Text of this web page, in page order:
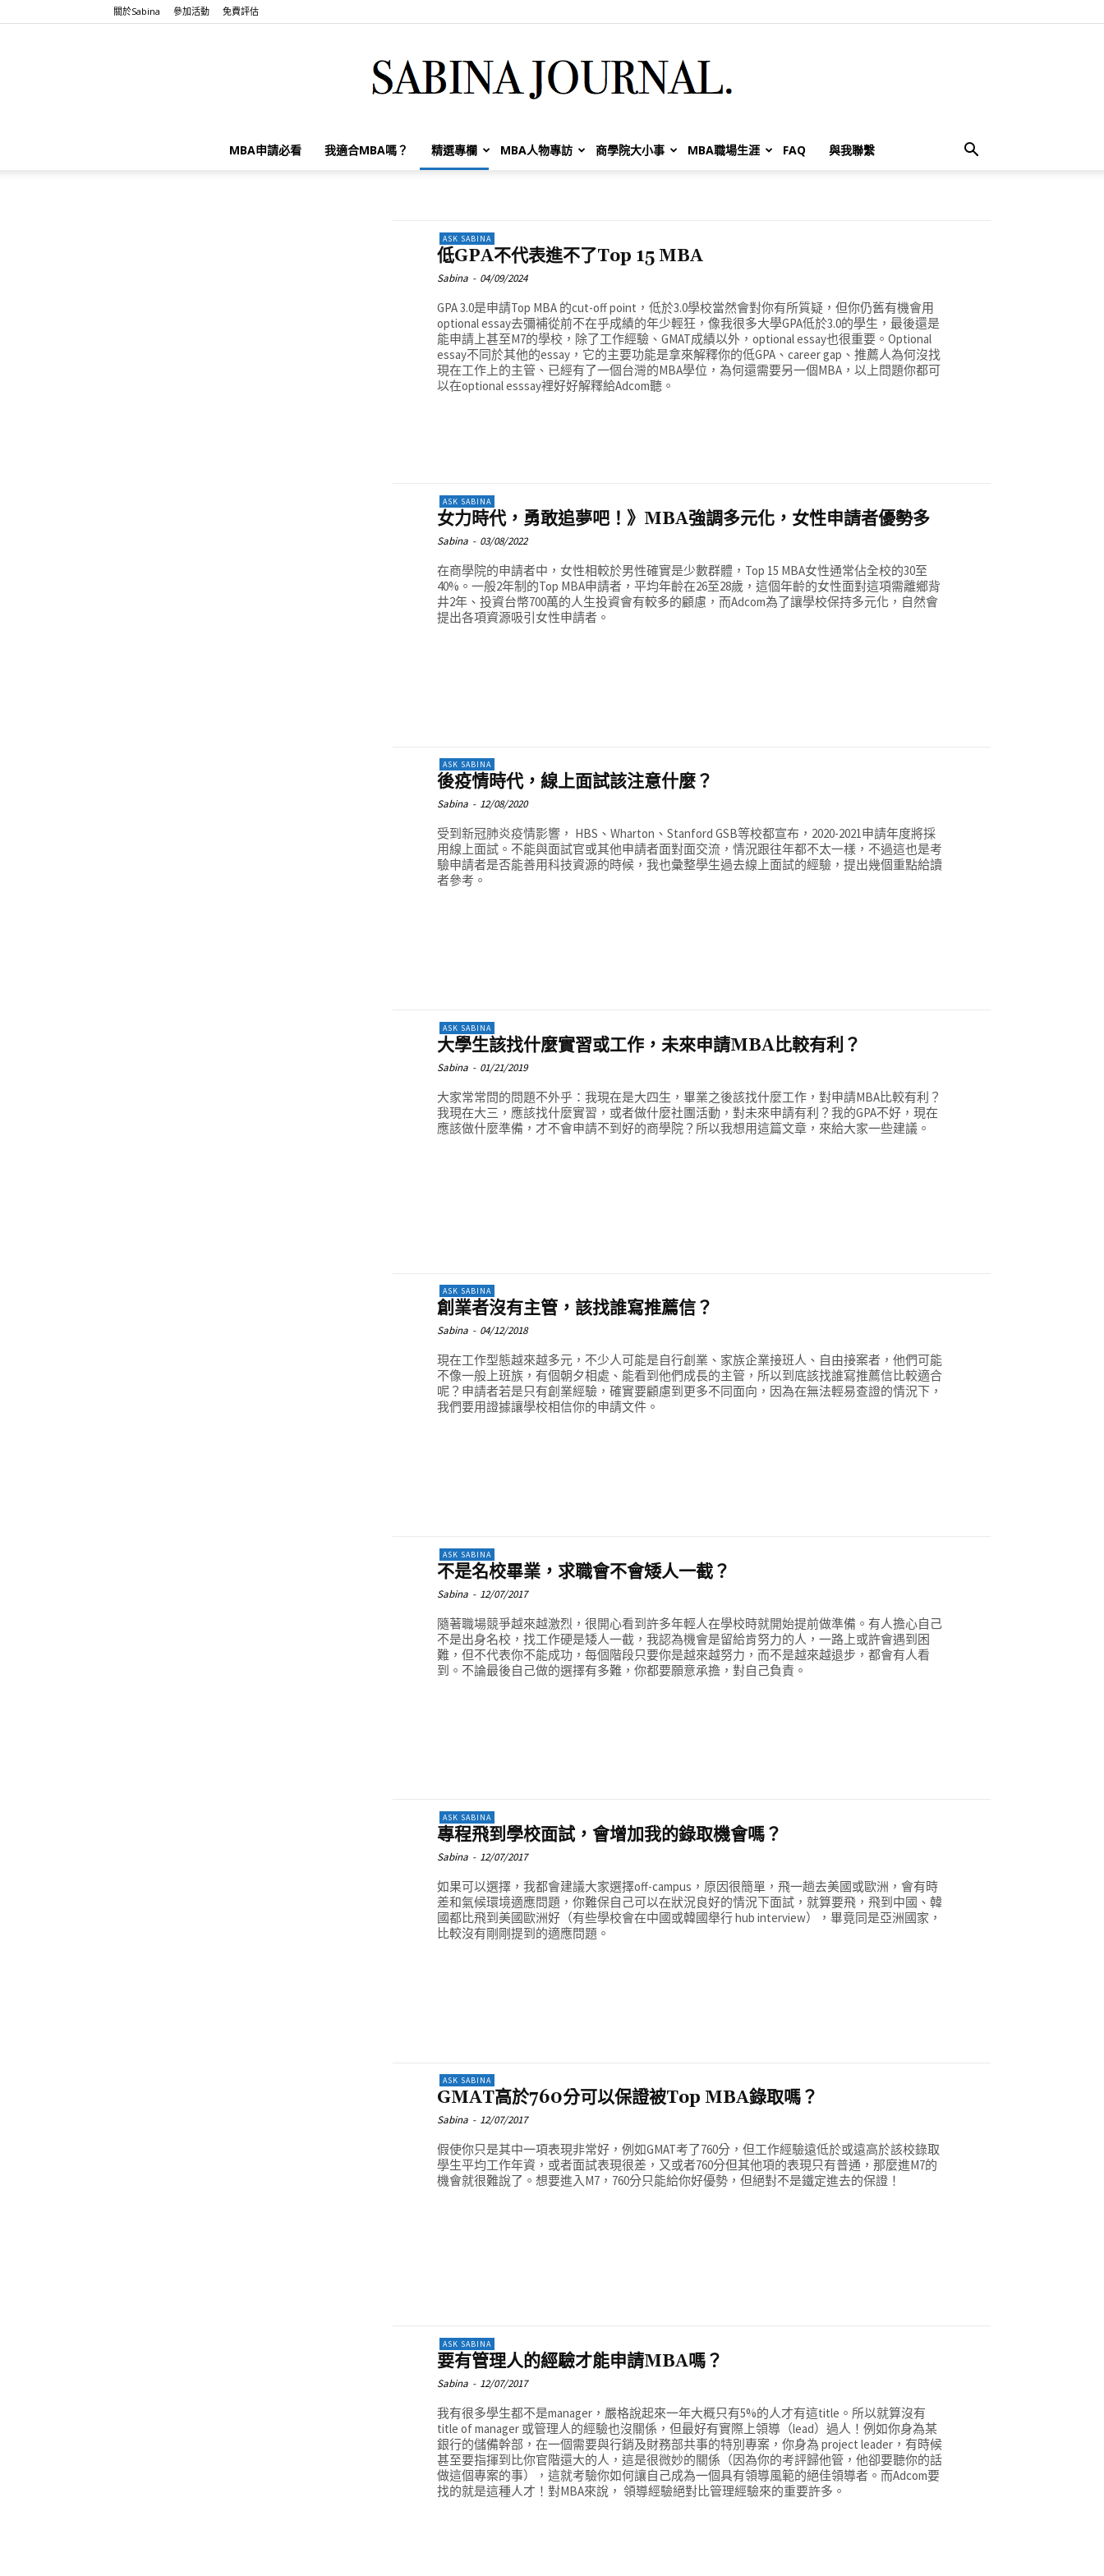
關於Sabina 參加活動 免費評估
Sabina
Huang
MBA申請必看 我適合MBA嗎？ 精選專欄 MBA人物專訪 商學院大小事 MBA職場生涯 FAQ 與我聯繫
ASK SABINA
低GPA不代表進不了Top 15 MBA
Sabina - 04/09/2024
GPA 3.0是申請Top MBA 的cut-off point，低於3.0學校當然會對你有所質疑，但你仍舊有機會用
optional essay去彌補從前不在乎成績的年少輕狂，像我很多大學GPA低於3.0的學生，最後還是
能申請上甚至M7的學校，除了工作經驗、GMAT成績以外，optional essay也很重要。Optional
essay不同於其他的essay，它的主要功能是拿來解釋你的低GPA、career gap、推薦人為何沒找
現在工作上的主管、已經有了一個台灣的MBA學位，為何還需要另一個MBA，以上問題你都可
以在optional esssay裡好好解釋給Adcom聽。
ASK SABINA
女力時代，勇敢追夢吧！》MBA強調多元化，女性申請者優勢多
Sabina - 03/08/2022
在商學院的申請者中，女性相較於男性確實是少數群體，Top 15 MBA女性通常佔全校的30至
40%。一般2年制的Top MBA申請者，平均年齡在26至28歲，這個年齡的女性面對這項需離鄉背
井2年、投資台幣700萬的人生投資會有較多的顧慮，而Adcom為了讓學校保持多元化，自然會
提出各項資源吸引女性申請者。
ASK SABINA
後疫情時代，線上面試該注意什麼？
Sabina - 12/08/2020
受到新冠肺炎疫情影響， HBS、Wharton、Stanford GSB等校都宣布，2020-2021申請年度將採
用線上面試。不能與面試官或其他申請者面對面交流，情況跟往年都不太一樣，不過這也是考
驗申請者是否能善用科技資源的時候，我也彙整學生過去線上面試的經驗，提出幾個重點給讀
者參考。
ASK SABINA
大學生該找什麼實習或工作，未來申請MBA比較有利？
Sabina - 01/21/2019
大家常常問的問題不外乎：我現在是大四生，畢業之後該找什麼工作，對申請MBA比較有利？
我現在大三，應該找什麼實習，或者做什麼社團活動，對未來申請有利？我的GPA不好，現在
應該做什麼準備，才不會申請不到好的商學院？所以我想用這篇文章，來給大家一些建議。
ASK SABINA
創業者沒有主管，該找誰寫推薦信？
Sabina - 04/12/2018
現在工作型態越來越多元，不少人可能是自行創業、家族企業接班人、自由接案者，他們可能
不像一般上班族，有個朝夕相處、能看到他們成長的主管，所以到底該找誰寫推薦信比較適合
呢？申請者若是只有創業經驗，確實要顧慮到更多不同面向，因為在無法輕易查證的情況下，
我們要用證據讓學校相信你的申請文件。
ASK SABINA
不是名校畢業，求職會不會矮人一截？
Sabina - 12/07/2017
隨著職場競爭越來越激烈，很開心看到許多年輕人在學校時就開始提前做準備。有人擔心自己
不是出身名校，找工作硬是矮人一截，我認為機會是留給肯努力的人，一路上或許會遇到困
難，但不代表你不能成功，每個階段只要你是越來越努力，而不是越來越退步，都會有人看
到。不論最後自己做的選擇有多難，你都要願意承擔，對自己負責。
ASK SABINA
專程飛到學校面試，會增加我的錄取機會嗎？
Sabina - 12/07/2017
如果可以選擇，我都會建議大家選擇off-campus，原因很簡單，飛一趟去美國或歐洲，會有時
差和氣候環境適應問題，你難保自己可以在狀況良好的情況下面試，就算要飛，飛到中國、韓
國都比飛到美國歐洲好（有些學校會在中國或韓國舉行 hub interview），畢竟同是亞洲國家，
比較沒有剛剛提到的適應問題。
ASK SABINA
GMAT高於760分可以保證被Top MBA錄取嗎？
Sabina - 12/07/2017
假使你只是其中一項表現非常好，例如GMAT考了760分，但工作經驗遠低於或遠高於該校錄取
學生平均工作年資，或者面試表現很差，又或者760分但其他項的表現只有普通，那麼進M7的
機會就很難說了。想要進入M7，760分只能給你好優勢，但絕對不是鐵定進去的保證！
ASK SABINA
要有管理人的經驗才能申請MBA嗎？
Sabina - 12/07/2017
我有很多學生都不是manager，嚴格說起來一年大概只有5%的人才有這title。所以就算沒有
title of manager 或管理人的經驗也沒關係，但最好有實際上領導（lead）過人！例如你身為某
銀行的儲備幹部，在一個需要與行銷及財務部共事的特別專案，你身為 project leader，有時候
甚至要指揮到比你官階還大的人，這是很微妙的關係（因為你的考評歸他管，他卻要聽你的話
做這個專案的事），這就考驗你如何讓自己成為一個具有領導風範的絕佳領導者。而Adcom要
找的就是這種人才！對MBA來說， 領導經驗絕對比管理經驗來的重要許多。